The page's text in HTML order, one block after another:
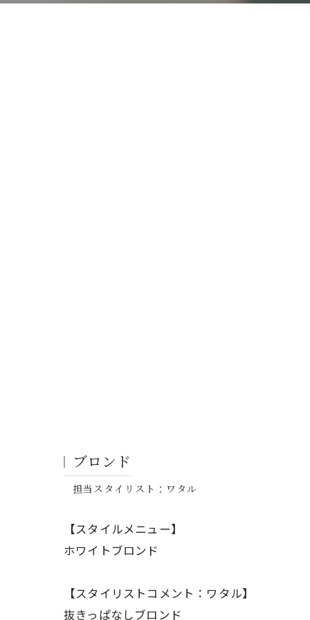
ブロンド
担当スタイリスト：ワタル
【スタイルメニュー】
ホワイトブロンド
【スタイリストコメント：ワタル】
抜きっぱなしブロンド